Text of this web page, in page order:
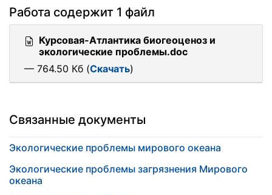
Работа содержит 1 файл
Курсовая-Атлантика биогеоценоз и
экологические проблемы.doc
— 764.50 Кб (Скачать)
Связанные документы
Экологические проблемы мирового океана
Экологические проблемы загрязнения Мирового
океана